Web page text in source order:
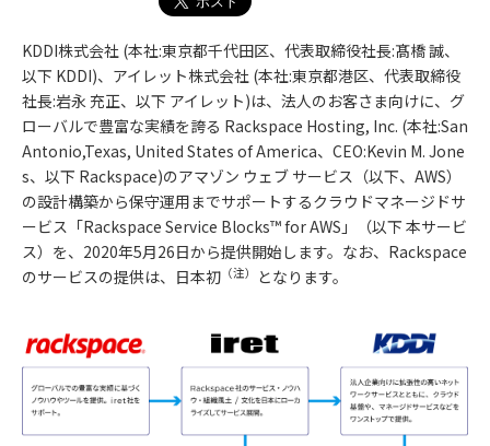
KDDI株式会社 (本社:東京都千代田区、代表取締役社長:髙橋 誠、
以下 KDDI)、アイレット株式会社 (本社:東京都港区、代表取締役
社長:岩永 充正、以下 アイレット)は、法人のお客さま向けに、グ
ローバルで豊富な実績を誇る Rackspace Hosting, Inc. (本社:San
Antonio,Texas, United States of America、CEO:Kevin M. Jone
s、以下 Rackspace)のアマゾン ウェブ サービス（以下、AWS）
の設計構築から保守運用までサポートするクラウドマネージドサ
ービス「Rackspace Service Blocks™ for AWS」（以下 本サービ
ス）を、2020年5月26日から提供開始します。なお、Rackspace
のサービスの提供は、日本初 （注） となります。